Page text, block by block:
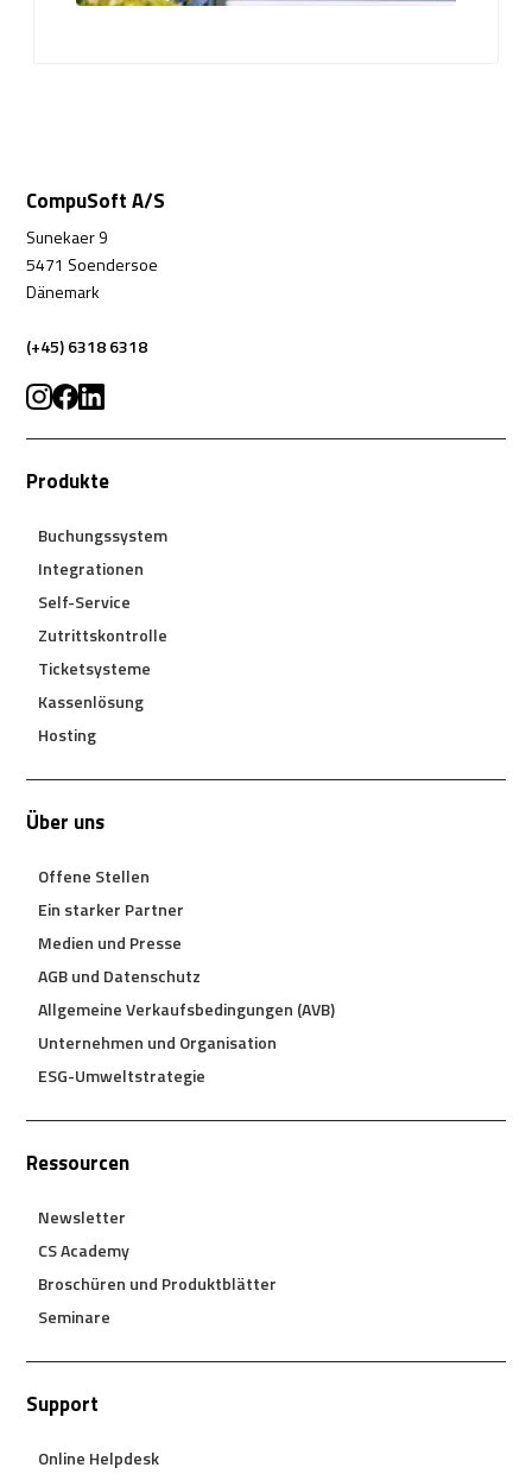
CompuSoft A/S
Sunekaer 9
5471 Soendersoe
Dänemark
(+45) 6318 6318
Produkte
Buchungssystem
Integrationen
Self-Service
Zutrittskontrolle
Ticketsysteme
Kassenlösung
Hosting
Über uns
Offene Stellen
Ein starker Partner
Medien und Presse
AGB und Datenschutz
Allgemeine Verkaufsbedingungen (AVB)
Unternehmen und Organisation
ESG-Umweltstrategie
Ressourcen
Newsletter
CS Academy
Broschüren und Produktblätter
Seminare
Support
Online Helpdesk